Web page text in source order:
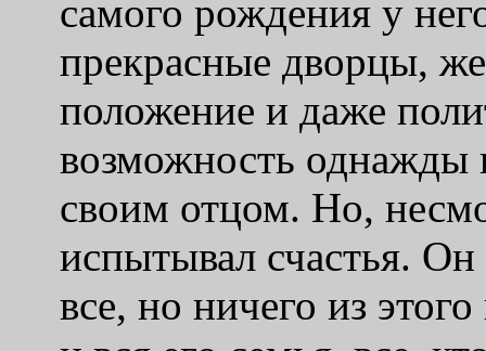
самого рождения у
прекрасные дворцы,
положение и даже
возможность однажды
своим отцом. Но,
испытывал счастья.
все, но ничего из